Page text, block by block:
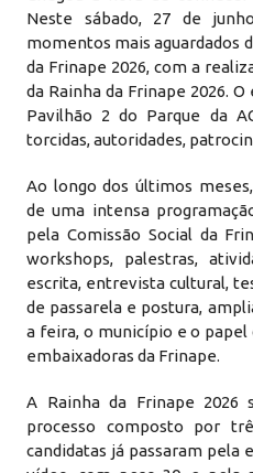
Neste sábado, 27 de
momentos mais aguardados
da Frinape 2026, com a
da Rainha da Frinape 2026.
Pavilhão 2 do Parque da
torcidas, autoridades,
Ao longo dos últimos
de uma intensa
pela Comissão Social da
workshops, palestras,
escrita, entrevista cultural,
de passarela e postura,
a feira, o município e o
embaixadoras da Frinape.
A Rainha da Frinape
processo composto por
candidatas já passaram